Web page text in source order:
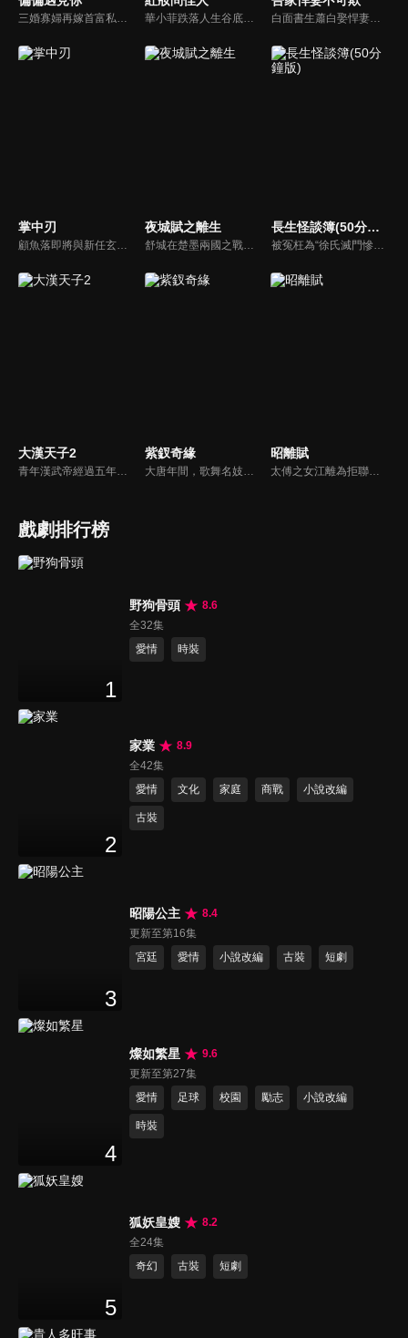
三婚寡婦再嫁首富私生子葉朗，以為是白撿純愛小奶狗，不料竟落入重生大佬的圈套！葉朗前世痴情一片死於婚禮，重生後他發誓報復，卻再次淪陷她的溫柔陷阱。愛恨糾纏中，謎團浮出水面，迷霧之後另有重生之人操縱一切。 華小菲跌落人生谷底、負債昏迷，夢中穿越繁華都城創業，結識守衛軍首領徐子齊與商會會長房離恨。皇后命徐子齊暗查官商勾結、哄抬物價案，真相直指商會。華小菲憑誠信經營崛起，與徐子齊呈上帳本揭露罪行，惡人伏法，最終成就傳奇女商人並喜結連理。 白面書生蕭白娶悍妻徐三娘，誰知她是失憶女將軍，他是隱姓世子爺。假夫妻變真戰友，組百姓軍抗倭寇，鬥權宦，夫妻聯手揭陰謀，救孤寡，在亂世中為百姓打下一座俠義之城。
掌中刃 夜城賦之離生
舒城在楚墨兩國之戰中落敗，並成為了墨國五皇女莫茴的魂器。失去自我意識的舒城跟隨姐姐莫茹回到墨國，面對失而復得的妹妹，莫茹欣喜又憂慮。為了保護親人和國家她棄醫從戎，甚至為了保護莫茴不惜被砍掉一條手臂，然而這一切都阻擋不了局勢的動盪不安...
長生怪談簿(50分鐘版)
被冤枉為“徐氏滅門慘案”兇手的主人公在多年後深陷倖存者的複仇圈套，成功說服其共同對抗真兇，並找出真相的故事。整個故事發生在一個荒山客棧，眾人鬥智斗勇，一步步揭開每個人的秘密，還原案件本來面目。
大漢天子2
青年漢武帝經過五年執政，平息後宮勢力、抗拒外患入侵、粉碎政變陰謀，坐穩了皇帝寶座，正是開展雄才大略之時。能臣汲黯受到賞識，並引薦另一位奇才主父偃，漢武帝視其張固再世，委以重任。國力強盛使漢武帝屢屢北伐外族，只是規模巨大的戰爭使漢室逐漸捉襟見肘，諸侯勢力蠢蠢欲動。
紫釵奇緣
大唐年間，歌舞名妓霍小玉、風流俠客納蘭東、書香才子李益和巾幗紅顏盧靖瀾為首的風騷人物，彼此錯綜複雜的命運與感情糾葛。一場指腹為婚的誤會，造成浪漫卻無果的錯點鴛鴦，他們在階級差異與強權壓迫中勇於追求真愛，在宮廷權謀與世俗現實的拉扯中身不由己地被推向命運的叉路...
昭離賦
太傅之女江離為拒聯姻，常和知己阿昭避世聞香閣。在被迫賜婚左將軍後入宮，卻意外得知阿昭是當朝皇帝。從此深陷愛情和皇宮秘事中，二人攜手平叛戰亂，揭露所有陰謀，歷經所有，終解誤解，相守一生。
戲劇排行榜
1
野狗骨頭
8.6
全32集
愛情
時裝
2
家業
8.9
全42集
愛情
文化 家庭 商戰 小說改編
古裝
3
昭陽公主
8.4
更新至第16集
宮廷
愛情 小說改編 古裝 短劇
4
燦如繁星
9.6
更新至第27集
愛情
足球 校園 勵志 小說改編
時裝
5
狐妖皇嫂
8.2
全24集
奇幻
古裝 短劇